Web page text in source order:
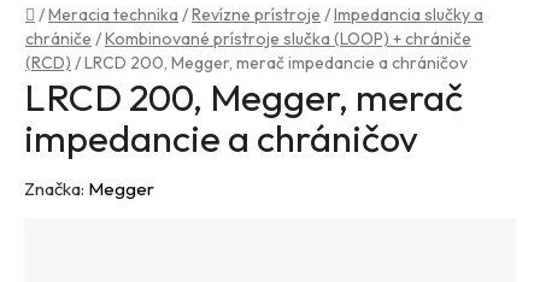
Domov
/Meracia technika /Revízne prístroje /Impedancia slučky a
chrániče /Kombinované prístroje slučka (LOOP) + chrániče
(RCD) /LRCD 200, Megger, merač impedancie a chráničov
LRCD 200, Megger, merač
impedancie a chráničov
Značka: Megger